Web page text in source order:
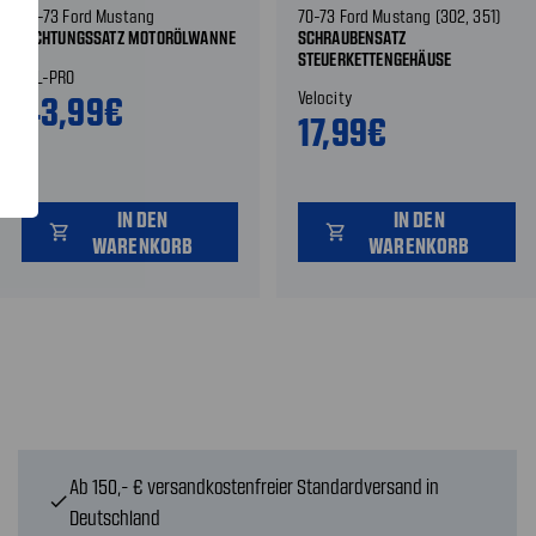
70-73 Ford Mustang
DICHTUNGSSATZ MOTORÖLWANNE
FEL-PRO
43,99€
shopping_cart
IN DEN
WARENKORB
70-73 Ford Mustang (302, 351)
SCHRAUBENSATZ
STEUERKETTENGEHÄUSE
Velocity
17,99€
shopping_cart
IN DEN
WARENKORB
check
Ab 150,- € versandkostenfreier Standardversand in
Deutschland